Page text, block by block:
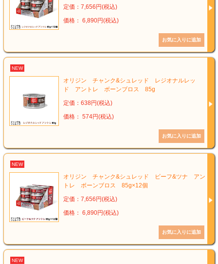
定価：7,656円(税込)
価格： 6,890円(税込)
NEW
オリジン チャンク&シュレッド レジオナルレッ
ド アントレ ボーンブロス 85g
定価：638円(税込)
価格： 574円(税込)
NEW
オリジン チャンク&シュレッド ビーフ&ツナ アン
トレ ボーンブロス 85g×12個
定価：7,656円(税込)
価格： 6,890円(税込)
NEW